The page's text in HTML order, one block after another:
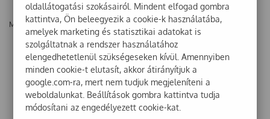
Még nincsenek vélemények ehhez a termékhez!
oldallátogatási szokásairól. Mindent elfogad gombra
kattintva, Ön beleegyezik a cookie-k használatába,
amelyek marketing és statisztikai adatokat is
szolgáltatnak a rendszer használatához
elengedhetetlenül szükségeseken kívül. Amennyiben
minden cookie-t elutasít, akkor átirányítjuk a
google.com-ra, mert nem tudjuk megjeleníteni a
weboldalunkat. Beállítások gombra kattintva tudja
módosítani az engedélyezett cookie-kat.